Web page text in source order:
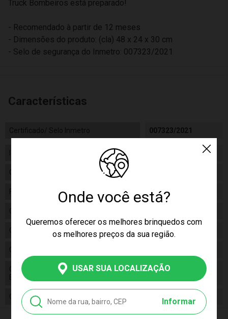
Onde você está?
Queremos oferecer os melhores brinquedos com
os melhores preços da sua região.
USAR SUA LOCALIZAÇÃO
Informar
Truck Bombeiros está preparado!
- Recomendado à partir de 12 meses
- Dimensões do produto: (cla) 48 x 24 x 30 cm
- Selo de segurança do Inmetro: 007323/2021
Características
Certificado/ Selo Inmetro 007323/2021
12m+
Gênero Masculino
Fabricante
Código
Código de Barras 7898960121346
Composição
Conteúdo da
Embalagem
01 Caminhão de Bombeiro Turbo
Cor Produto